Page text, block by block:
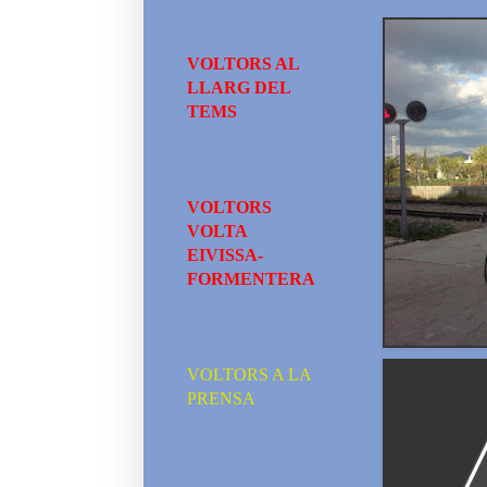
VOLTORS AL
LLARG DEL
TEMS
VOLTORS
VOLTA
EIVISSA-
FORMENTERA
VOLTORS A LA
PRENSA